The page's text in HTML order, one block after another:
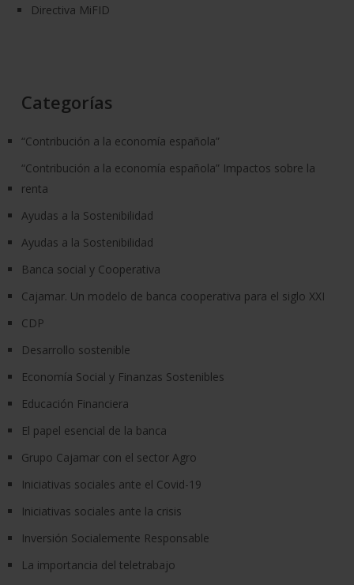
Directiva MiFID
Categorías
“Contribución a la economía española”
“Contribución a la economía española” Impactos sobre la
renta
Ayudas a la Sostenibilidad
Ayudas a la Sostenibilidad
Banca social y Cooperativa
Cajamar. Un modelo de banca cooperativa para el siglo XXI
CDP
Desarrollo sostenible
Economía Social y Finanzas Sostenibles
Educación Financiera
El papel esencial de la banca
Grupo Cajamar con el sector Agro
Iniciativas sociales ante el Covid-19
Iniciativas sociales ante la crisis
Inversión Socialemente Responsable
La importancia del teletrabajo